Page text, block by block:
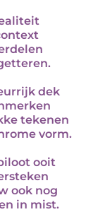
dek
tekenen
vorm.
ooit
ook nog
in mist.